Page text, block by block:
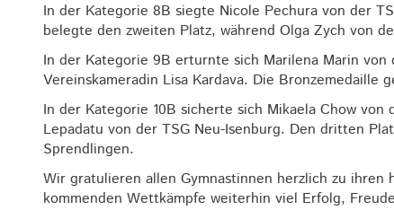
In der Kategorie 8B siegte Nicole Pechura von der
belegte den zweiten Platz, während Olga Zych von
In der Kategorie 9B erturnte sich Marilena Marin
Vereinskameradin Lisa Kardava. Die Bronzemedaille
In der Kategorie 10B sicherte sich Mikaela Chow
Lepadatu von der TSG Neu-Isenburg. Den dritten
Sprendlingen.
Wir gratulieren allen Gymnastinnen herzlich zu
kommenden Wettkämpfe weiterhin viel Erfolg,